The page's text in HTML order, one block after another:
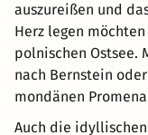
auszureißen und
Herz legen
polnischen Ostsee.
nach Bernstein
mondänen
Auch die